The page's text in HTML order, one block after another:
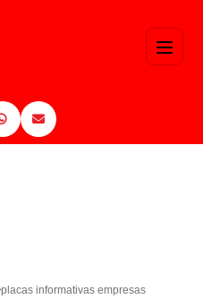
placas informativas empresas